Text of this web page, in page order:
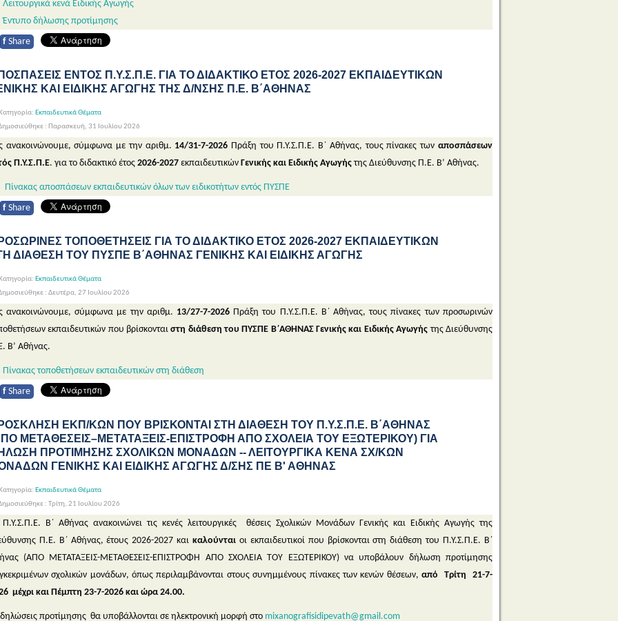
Λειτουργικά κενά Ειδικής Αγωγής
Έντυπο δήλωσης προτίμησης
f Share
ΕΝΤΟΣ Π.Υ.Σ.Π.Ε. ΓΙΑ ΤΟ ΔΙΔΑΚΤΙΚΟ ΕΤΟΣ 2026-2027 ΕΚΠΑΙΔΕΥΤΙΚΩΝ
ΚΑΙ ΕΙΔΙΚΗΣ ΑΓΩΓΗΣ ΤΗΣ Δ/ΝΣΗΣ Π.Ε. Β΄ΑΘΗΝΑΣ
Εκπαιδευτικά Θέματα
: Παρασκευή, 31 Ιουλίου 2026
ανακοινώνουμε, σύμφωνα με την αριθμ. 14/31-7-2026 Πράξη του Π.Υ.Σ.Π.Ε. Β΄ Αθήνας, τους πίνακες των αποσπάσεων
Π.Υ.Σ.Π.Ε. για το διδακτικό έτος 2026-2027 εκπαιδευτικών Γενικής και Ειδικής Αγωγήςτης Διεύθυνσης Π.Ε. Β’ Αθήνας.
Πίνακας αποσπάσεων εκπαιδευτικών όλων των ειδικοτήτων εντός ΠΥΣΠΕ
f Share
ΤΟΠΟΘΕΤΗΣΕΙΣ ΓΙΑ ΤΟ ΔΙΔΑΚΤΙΚΟ ΕΤΟΣ 2026-2027 ΕΚΠΑΙΔΕΥΤΙΚΩΝ
ΔΙΑΘΕΣΗ ΤΟΥ ΠΥΣΠΕ Β΄ΑΘΗΝΑΣ ΓΕΝΙΚΗΣ ΚΑΙ ΕΙΔΙΚΗΣ ΑΓΩΓΗΣ
Εκπαιδευτικά Θέματα
: Δευτέρα, 27 Ιουλίου 2026
ανακοινώνουμε, σύμφωνα με την αριθμ. 13/27-7-2026 Πράξη του Π.Υ.Σ.Π.Ε. Β΄ Αθήνας, τους πίνακες των προσωρινών
εκπαιδευτικών που βρίσκονταιστη διάθεση του ΠΥΣΠΕ Β΄ΑΘΗΝΑΣ Γενικής και Ειδικής Αγωγής της Διεύθυνσης
Β’ Αθήνας.
Πίνακας τοποθετήσεων εκπαιδευτικών στη διάθεση
f Share
ΕΚΠ/ΚΩΝ ΠΟΥ ΒΡΙΣΚΟΝΤΑΙ ΣΤΗ ΔΙΑΘΕΣΗ ΤΟΥ Π.Υ.Σ.Π.Ε. Β΄ΑΘΗΝΑΣ
ΜΕΤΑΘΕΣΕΙΣ–ΜΕΤΑΤΑΞΕΙΣ-ΕΠΙΣΤΡΟΦΗ ΑΠΟ ΣΧΟΛΕΙΑ ΤΟΥ ΕΞΩΤΕΡΙΚΟΥ) ΓΙΑ
ΠΡΟΤΙΜΗΣΗΣ ΣΧΟΛΙΚΩΝ ΜΟΝΑΔΩΝ -- ΛΕΙΤΟΥΡΓΙΚΑ ΚΕΝΑ ΣΧ/ΚΩΝ
ΓΕΝΙΚΗΣ ΚΑΙ ΕΙΔΙΚΗΣ ΑΓΩΓΗΣ Δ/ΣΗΣ ΠΕ Β' ΑΘΗΝΑΣ
Εκπαιδευτικά Θέματα
: Τρίτη, 21 Ιουλίου 2026
Β΄ Αθήνας ανακοινώνει τις κενές λειτουργικές θέσεις Σχολικών Μονάδων Γενικής και Ειδικής Αγωγής της
Π.Ε. Β΄ Αθήνας, έτους 2026-2027 καικαλούνται οι εκπαιδευτικοί που βρίσκονται στη διάθεση του Π.Υ.Σ.Π.Ε. Β΄
(ΑΠΟ ΜΕΤΑΤΑΞΕΙΣ-ΜΕΤΑΘΕΣΕΙΣ-ΕΠΙΣΤΡΟΦΗ ΑΠΟ ΣΧΟΛΕΙΑ ΤΟΥ ΕΞΩΤΕΡΙΚΟΥ) να υποβάλουν δήλωση προτίμησης
σχολικών μονάδων, όπως περιλαμβάνονται στους συνημμένους πίνακες των κενών θέσεων,από Τρίτη 21-7-
μέχρι και Πέμπτη 23-7-2026 και ώρα 24.00.
προτίμησης θα υποβάλλονται σε ηλεκτρονική μορφή στο mixanografisidipevath@gmail.com